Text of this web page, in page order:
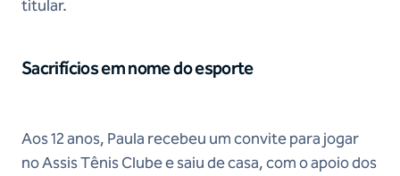
titular.
Sacrifícios em nome do esporte
Aos 12 anos, Paula recebeu um convite para jogar
no Assis Tênis Clube e saiu de casa, com o apoio dos